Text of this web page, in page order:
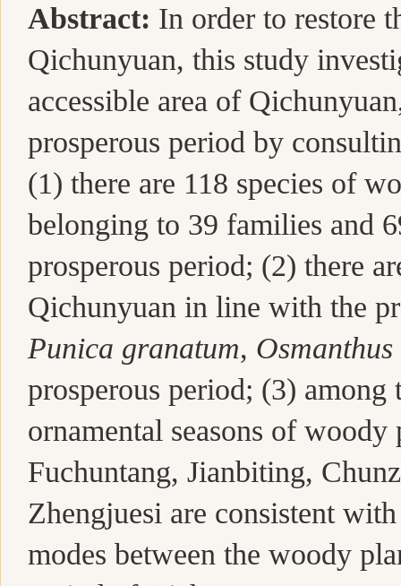
Abstract: In order to restore
Qichunyuan, this study
accessible area of
prosperous period by
(1) there are 118 species of
belonging to 39 families and
prosperous period; (2) there
Qichunyuan in line with the
Punica granatum,
prosperous period; (3)
ornamental seasons of
Fuchuntang, Jianbiting,
Zhengjuesi are consistent
modes between the woody